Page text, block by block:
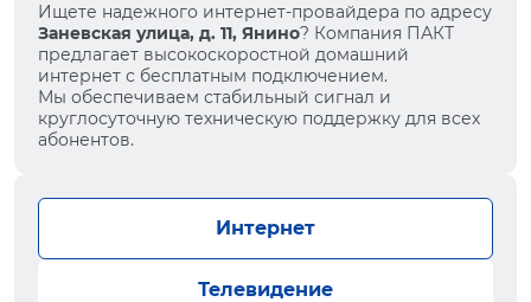
Ищете надежного интернет-провайдера по адресу
Заневская улица, д. 11, Янино? Компания ПАКТ
предлагает высокоскоростной домашний
интернет с бесплатным подключением.
Мы обеспечиваем стабильный сигнал и
круглосуточную техническую поддержку для всех
абонентов.
Интернет
Телевидение